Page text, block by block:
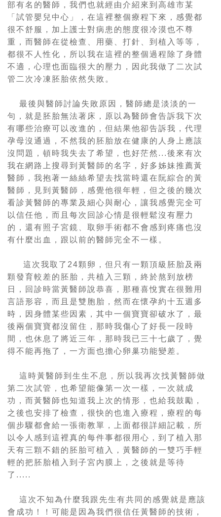
部有名的醫師，我們也就經由介紹來到高雄市某
「試管嬰兒中心」，在這裡整個療程下來，感覺都
很不舒服，加上護士對病患的態度很冷漠也不尊
重，而醫師在從檢查、用藥、打針、到植入等等，
都很不人性化，所以我在這裡的整個過程除了身體
不適，心理也面臨很大的壓力，因此我做了二次試
管二次冷凍胚胎依然失敗。
最後與醫師討論失敗原因，醫師總是淡淡的一
句，就是胚胎無法著床，原以為醫師會告訴我下次
有哪些治療可以改進的，但結果他卻告訴我，代理
孕母沒通過，不然我的胚胎放在健康的人身上應該
沒問題，頓時我失去了希望，也好茫然 ...後來有次
我在網路上搜尋到黃醫師的名字，好多姊妹推薦黃
醫師，我抱著一絲絲希望去找當時還在阮綜合的黃
醫師，見到黃醫師 ， 感覺他很年輕，但之後的幾次
看診黃醫師的專業及細心與耐心，讓我感覺完全可
以信任他，而且每次回診心情是很輕鬆沒有壓力
的，還有照子宮鏡
、取卵手術都不會感到疼痛也沒
有什麼出血，跟以前的醫師完全不一樣。
這次我取了 24顆卵，但只有一顆頂級胚胎及兩
顆發育較差的胚胎，共植入三顆，終於熬到放榜
日，回診時當黃醫師說恭喜，那種喜悅實在很難用
言語形容，而且是雙胞胎，然而在懷孕約十五週多
時，因身體某些因素，其中一個寶寶卻破水了，最
後兩個寶寶都沒留住，那時我傷心了好長一段時
間，也休息了將近三年，那時我已 三十七歲了，覺
得不能再拖了，一方面也擔心卵巢功能變差。
這時黃醫師到生生不息
，所以我再次找黃醫師做
第二次試管，也希望能像第一次一樣，一次就成
功，而黃醫師也知道我上次的情形，也給我鼓勵，
之後也安排了檢查，很快的也進入療程，療程的每
個步驟都會給一張衛教單，上面都很詳細記載，所
以令人感到這裡真的每件事都很用心，到了植入那
天有三顆不錯的胚胎可植入，黃醫師的一雙巧手輕
輕的把胚胎植入到子宮內膜上，之後就是等待
了 .....
這次不知為什麼我跟先生有共同的感覺就是應該
會成功！！可能是因為我們很信任黃醫師的技術，